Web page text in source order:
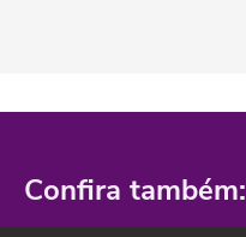
Confira também: